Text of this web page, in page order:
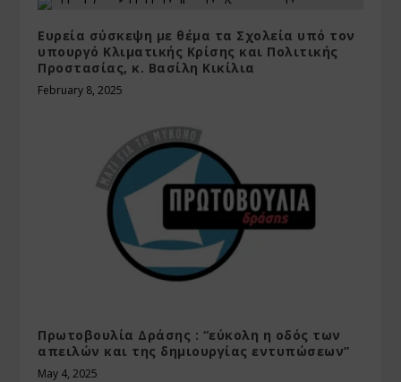
Ευρεία σύσκεψη με θέμα τα Σχολεία υπό τον
υπουργό Κλιματικής Κρίσης και Πολιτικής
Προστασίας, κ. Βασίλη Κικίλια
February 8, 2025
Πρωτοβουλία Δράσης : “εύκολη η οδός των
απειλών και της δημιουργίας εντυπώσεων”
May 4, 2025